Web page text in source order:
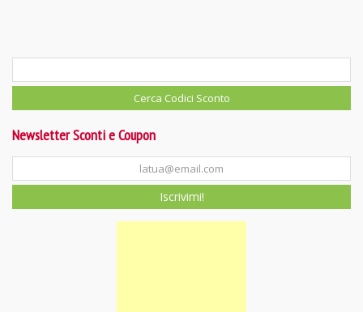
Newsletter Sconti e Coupon
Iscrivimi!